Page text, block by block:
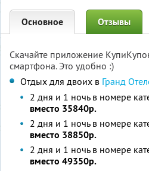
Основное Отзывы
Скачайте приложение
смартфона. Это удобно :)
Отдых для двоих в Гранд
2 дня и 1 ночь в номере
вместо 35840р.
2 дня и 1 ночь в номере
вместо 38850р.
2 дня и 1 ночь в номере
вместо 49350р.